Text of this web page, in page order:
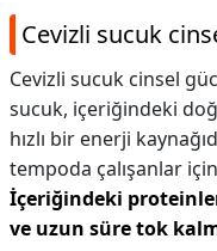
Cevizli sucuk
Cevizli sucuk cinsel
sucuk, içeriğindeki
hızlı bir enerji
tempoda çalışanlar
İçeriğindeki
ve uzun süre tok